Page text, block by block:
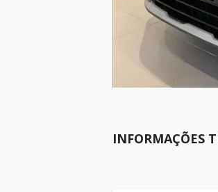
INFORMAÇÕES